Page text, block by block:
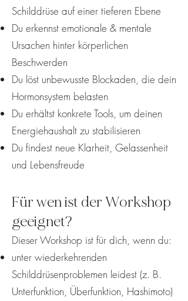
Schilddrüse auf einer tieferen Ebene
Du erkennst emotionale & mentale
Ursachen hinter körperlichen
Beschwerden
Du löst unbewusste Blockaden, die dein
Hormonsystem belasten
Du erhältst konkrete Tools, um deinen
Energiehaushalt zu stabilisieren
Du findest neue Klarheit, Gelassenheit
und Lebensfreude
Für wen ist der Workshop
geeignet?
Dieser Workshop ist für dich, wenn du:
unter wiederkehrenden
Schilddrüsenproblemen leidest (z. B.
Unterfunktion, Überfunktion, Hashimoto)